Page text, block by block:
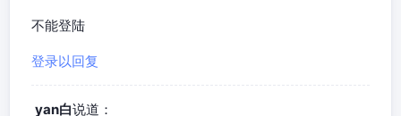
不能登陆
登录以回复
yan白说道：